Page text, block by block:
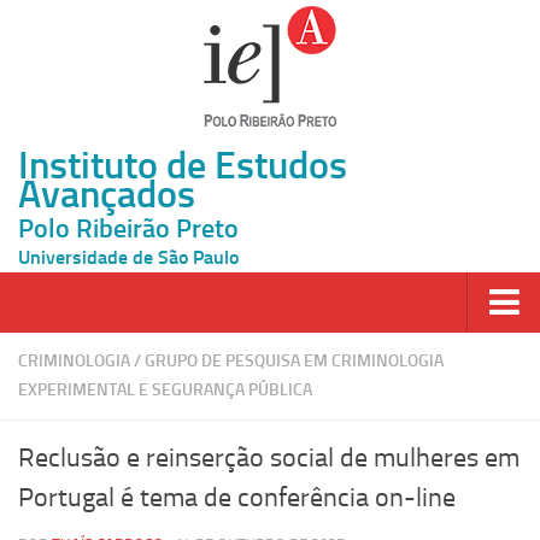
Instituto de Estudos
Avançados
Polo Ribeirão Preto
Universidade de São Paulo
Página Inicial
Ao vivo
Inscrição
Atividades
Cátedras
CRIMINOLOGIA/ GRUPO DE PESQUISA EM CRIMINOLOGIA
EXPERIMENTAL E SEGURANÇA PÚBLICA
Reclusão e reinserção social de mulheres em
Portugal é tema de conferência on-line